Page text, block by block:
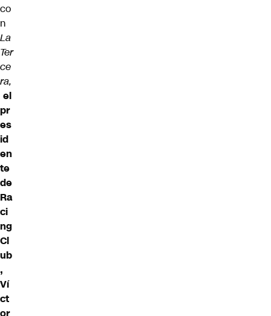
co
n
La
Ter
ce
ra,
el
pr
es
id
en
te
de
Ra
ci
ng
Cl
ub
,
Ví
ct
or